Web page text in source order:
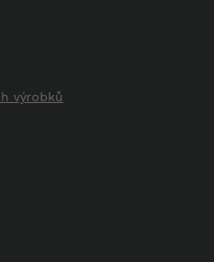
výrobků